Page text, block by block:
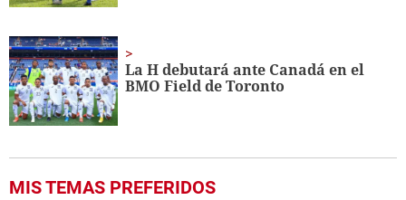
La H debutará ante Canadá en el
BMO Field de Toronto
MIS TEMAS PREFERIDOS